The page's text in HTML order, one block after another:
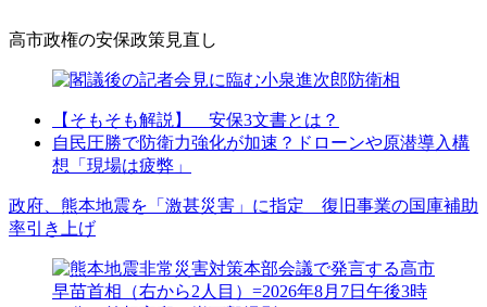
高市政権の安保政策見直し
【そもそも解説】 安保3文書とは？
自民圧勝で防衛力強化が加速？ドローンや原潜導入構
想「現場は疲弊」
政府、熊本地震を「激甚災害」に指定 復旧事業の国庫補助
率引き上げ